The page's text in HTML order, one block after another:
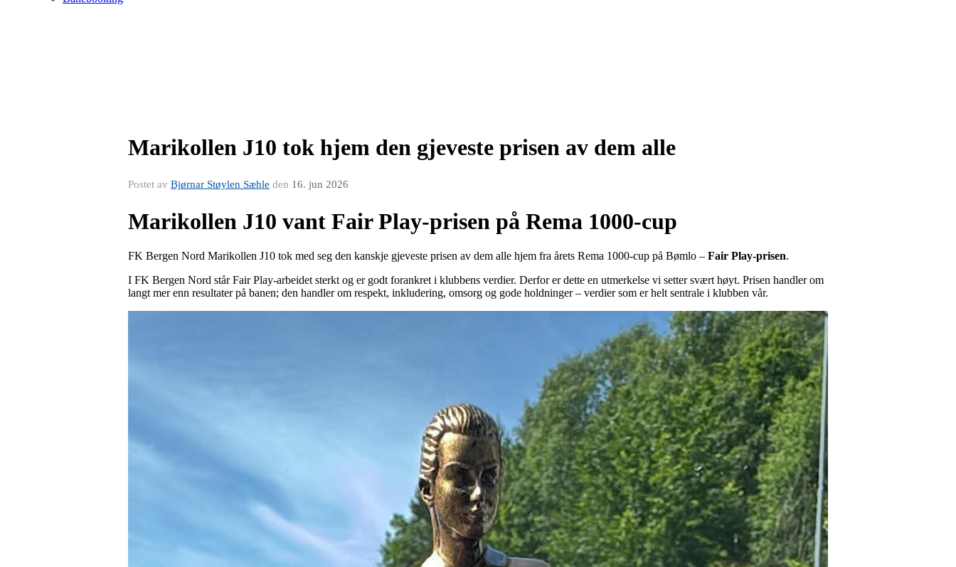
Marikollen J10 tok hjem den gjeveste prisen av dem alle
Postet av Bjørnar Støylen Sæhle den 16. jun 2026
Marikollen J10 vant Fair Play-prisen på Rema 1000-cup
FK Bergen Nord Marikollen J10 tok med seg den kanskje gjeveste prisen av dem alle hjem fra årets Rema 1000-cup på Bømlo – Fair Play-prisen.
I FK Bergen Nord står Fair Play-arbeidet sterkt og er godt forankret i klubbens verdier. Derfor er dette en utmerkelse vi setter svært høyt. Prisen handler om
langt mer enn resultater på banen; den handler om respekt, inkludering, omsorg og gode holdninger – verdier som er helt sentrale i klubben vår.